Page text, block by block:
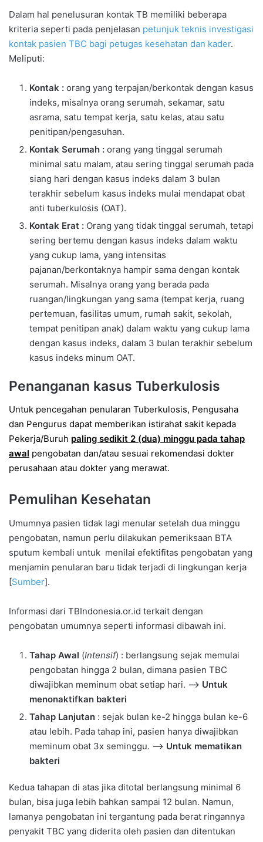
Dalam hal penelusuran kontak TB memiliki beberapa
kriteria seperti pada penjelasan petunjuk teknis investigasi
kontak pasien TBC bagi petugas kesehatan dan kader.
Meliputi:
Kontak : orang yang terpajan/berkontak dengan kasus
indeks, misalnya orang serumah, sekamar, satu
asrama, satu tempat kerja, satu kelas, atau satu
penitipan/pengasuhan.
Kontak Serumah : orang yang tinggal serumah
minimal satu malam, atau sering tinggal serumah pada
siang hari dengan kasus indeks dalam 3 bulan
terakhir sebelum kasus indeks mulai mendapat obat
anti tuberkulosis (OAT).
Kontak Erat : Orang yang tidak tinggal serumah, tetapi
sering bertemu dengan kasus indeks dalam waktu
yang cukup lama, yang intensitas
pajanan/berkontaknya hampir sama dengan kontak
serumah. Misalnya orang yang berada pada
ruangan/lingkungan yang sama (tempat kerja, ruang
pertemuan, fasilitas umum, rumah sakit, sekolah,
tempat penitipan anak) dalam waktu yang cukup lama
dengan kasus indeks, dalam 3 bulan terakhir sebelum
kasus indeks minum OAT.
Penanganan kasus Tuberkulosis
Untuk pencegahan penularan Tuberkulosis, Pengusaha
dan Pengurus dapat memberikan istirahat sakit kepada
Pekerja/Buruh paling sedikit 2 (dua) minggu pada tahap
awal pengobatan dan/atau sesuai rekomendasi dokter
perusahaan atau dokter yang merawat.
Pemulihan Kesehatan
Umumnya pasien tidak lagi menular setelah dua minggu
pengobatan, namun perlu dilakukan pemeriksaan BTA
sputum kembali untuk menilai efektifitas pengobatan yang
menjamin penularan baru tidak terjadi di lingkungan kerja
[Sumber].
Informasi dari TBIndonesia.or.id terkait dengan
pengobatan umumnya seperti informasi dibawah ini.
Tahap Awal (Intensif) : berlangsung sejak memulai
pengobatan hingga 2 bulan, dimana pasien TBC
diwajibkan meminum obat setiap hari. –> Untuk
menonaktifkan bakteri
Tahap Lanjutan : sejak bulan ke-2 hingga bulan ke-6
atau lebih. Pada tahap ini, pasien hanya diwajibkan
meminum obat 3x seminggu. –> Untuk mematikan
bakteri
Kedua tahapan di atas jika ditotal berlangsung minimal 6
bulan, bisa juga lebih bahkan sampai 12 bulan. Namun,
lamanya pengobatan ini tergantung pada berat ringannya
penyakit TBC yang diderita oleh pasien dan ditentukan